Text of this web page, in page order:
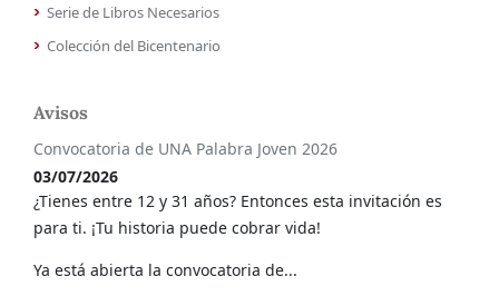
Serie de Libros Necesarios
Colección del Bicentenario
Avisos
Convocatoria de UNA Palabra Joven 2026
03/07/2026
¿Tienes entre 12 y 31 años? Entonces esta invitación es
para ti. ¡Tu historia puede cobrar vida!
Ya está abierta la convocatoria de...